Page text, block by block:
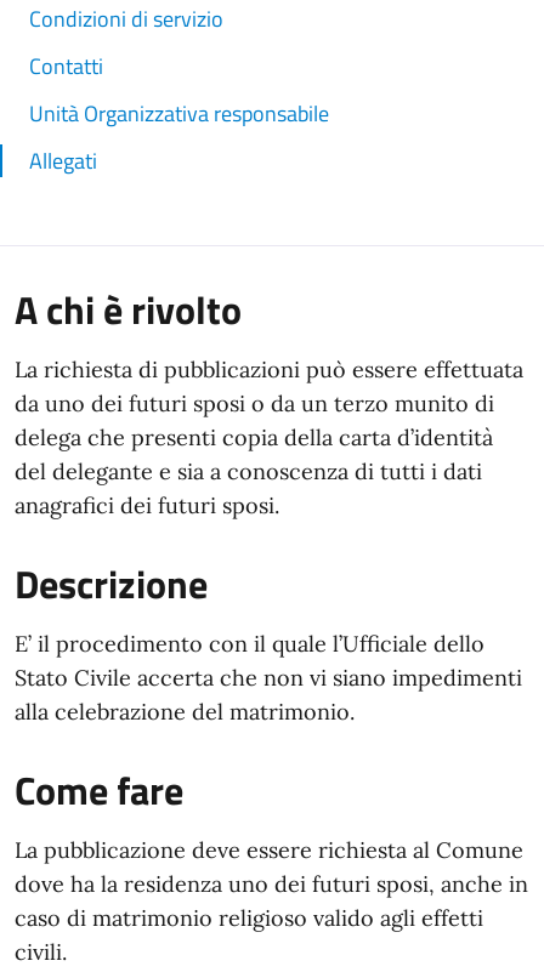
Condizioni di servizio
Contatti
Unità Organizzativa responsabile
Allegati
A chi è rivolto
La richiesta di pubblicazioni può essere effettuata
da uno dei futuri sposi o da un terzo munito di
delega che presenti copia della carta d’identità
del delegante e sia a conoscenza di tutti i dati
anagrafici dei futuri sposi.
Descrizione
E’ il procedimento con il quale l’Ufficiale dello
Stato Civile accerta che non vi siano impedimenti
alla celebrazione del matrimonio.
Come fare
La pubblicazione deve essere richiesta al Comune
dove ha la residenza uno dei futuri sposi, anche in
caso di matrimonio religioso valido agli effetti
civili.